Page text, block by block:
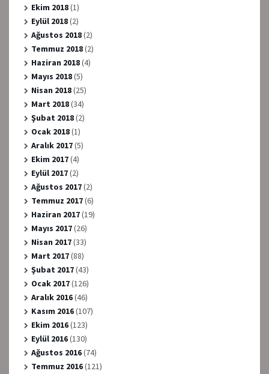
Ekim 2018(1)
Eylül 2018(2)
Ağustos 2018(2)
Temmuz 2018(2)
Haziran 2018(4)
Mayıs 2018(5)
Nisan 2018(25)
Mart 2018(34)
Şubat 2018(2)
Ocak 2018(1)
Aralık 2017(5)
Ekim 2017(4)
Eylül 2017(2)
Ağustos 2017(2)
Temmuz 2017(6)
Haziran 2017(19)
Mayıs 2017(26)
Nisan 2017(33)
Mart 2017(88)
Şubat 2017(43)
Ocak 2017(126)
Aralık 2016(46)
Kasım 2016(107)
Ekim 2016(123)
Eylül 2016(130)
Ağustos 2016(74)
Temmuz 2016(121)